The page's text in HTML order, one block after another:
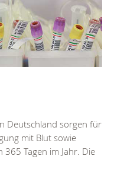
Deutschland sorgen für
mit Blut sowie
Tagen im Jahr. Die